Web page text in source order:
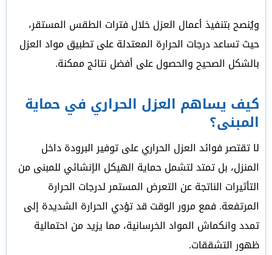
ويُنصح بتنفيذ أعمال العزل خلال فترات الطقس المستقر،
حيث تساعد درجات الحرارة المعتدلة على تطبيق مواد العزل
بالشكل الصحيح والحصول على أفضل نتائج ممكنة.
كيف يساهم العزل الحراري في حماية
المبنى؟
لا تقتصر فوائد العزل الحراري على توفير البرودة داخل
المنزل، بل تمتد لتشمل حماية الهيكل الإنشائي للمبنى من
التأثيرات الناتجة عن التعرض المستمر لدرجات الحرارة
المرتفعة. فمع مرور الوقت قد تؤدي الحرارة الشديدة إلى
تمدد وانكماش المواد الخرسانية، مما يزيد من احتمالية
ظهور التشققات.